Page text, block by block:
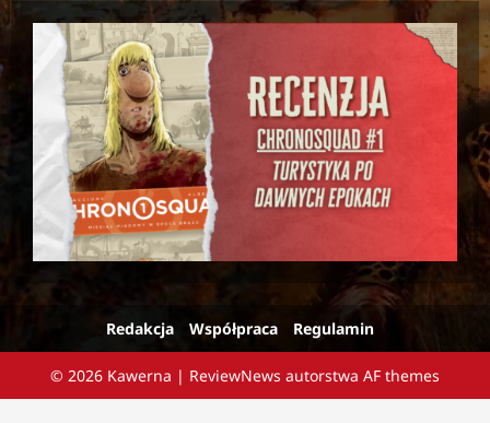
Redakcja Współpraca Regulamin
© 2026 Kawerna | ReviewNews autorstwa AF themes